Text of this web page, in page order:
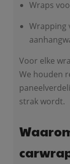
Wraps
Wrapping
Voor elke
We houden
strak wordt.